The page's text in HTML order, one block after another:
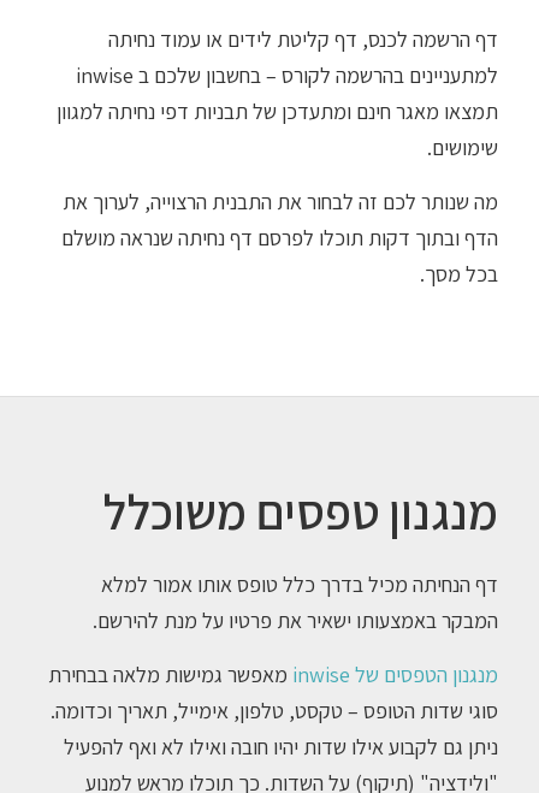
דף הרשמה לכנס, דף קליטת לידים או עמוד נחיתה
למתעניינים בהרשמה לקורס – בחשבון שלכם ב inwise
תמצאו מאגר חינם ומתעדכן של תבניות דפי נחיתה למגוון
שימושים.
מה שנותר לכם זה לבחור את התבנית הרצוייה, לערוך את
הדף ובתוך דקות תוכלו לפרסם דף נחיתה שנראה מושלם
בכל מסך.
מנגנון טפסים משוכלל
דף הנחיתה מכיל בדרך כלל טופס אותו אמור למלא
המבקר באמצעותו ישאיר את פרטיו על מנת להירשם.
מנגנון הטפסים של inwise
מאפשר גמישות מלאה בבחירת
סוגי שדות הטופס – טקסט, טלפון, אימייל, תאריך וכדומה.
ניתן גם לקבוע אילו שדות יהיו חובה ואילו לא ואף להפעיל
"ולידציה" (תיקוף) על השדות. כך תוכלו מראש למנוע